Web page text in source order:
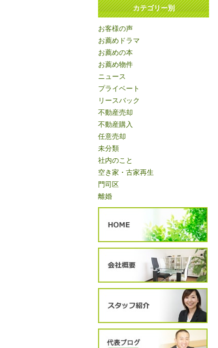
カテゴリー別
お客様の声
お薦めドラマ
お薦めの本
お薦め物件
ニュース
プライベート
リースバック
不動産売却
不動産購入
任意売却
未分類
社内のこと
空き家・古家再生
門司区
離婚